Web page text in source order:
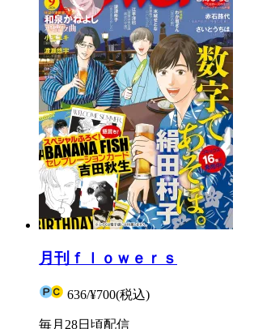
月刊ｆｌｏｗｅｒｓ
636/¥700(税込)
毎月28日頃配信